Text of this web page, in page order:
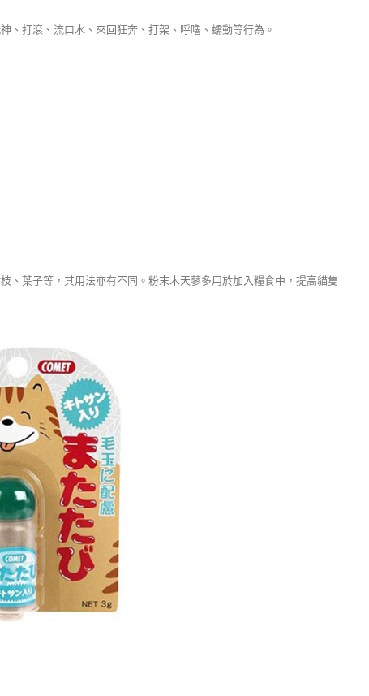
、打滾、流口水、來回狂奔、打架、呼嚕、蠕動等行為。
、葉子等，其用法亦有不同。粉末木天蓼多用於加入糧食中，提高貓隻